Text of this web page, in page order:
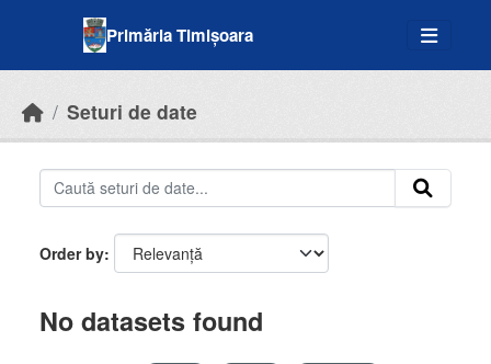
Primăria Timișoara
Seturi de date
Order by
No datasets found